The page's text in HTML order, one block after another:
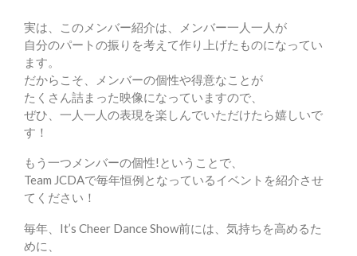
実は、このメンバー紹介は、メンバー一人一人が
自分のパートの振りを考えて作り上げたものになってい
ます。
だからこそ、メンバーの個性や得意なことが
たくさん詰まった映像になっていますので、
ぜひ、一人一人の表現を楽しんでいただけたら嬉しいで
す！
もう一つメンバーの個性!ということで、
Team JCDAで毎年恒例となっているイベントを紹介させ
てください！
毎年、It’s Cheer Dance Show前には、気持ちを高めるた
めに、